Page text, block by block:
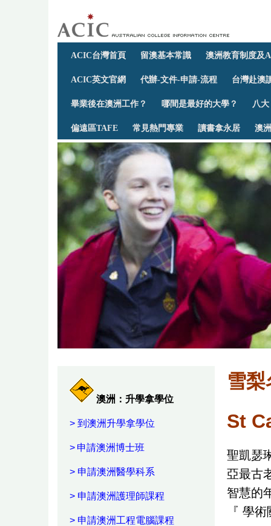
ACIC台灣首頁 留澳基本常識 澳洲教育制度及
ACIC英文官網 代辦-文件-申請-流程 台灣赴澳
畢業後在澳洲工作？ 哪間是最好的大學？ 八
偏遠區TAFE 常見熱門專業 讀書拿永居 澳
澳洲：升學拿學位
> 到澳洲升學拿學位
> 申請澳洲博士班
> 申請澳洲醫學科系
> 申請澳洲護理師課程
> 申請澳洲工程電腦課程
雪
St
聖凱瑟
亞最古
智慧的
『 學